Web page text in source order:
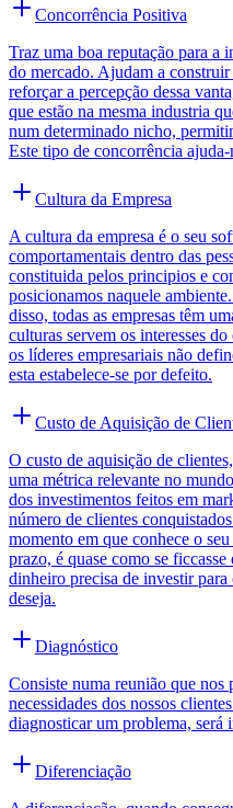
Concorrência Positiva
Traz uma boa reputação para a
do mercado. Ajudam a
reforçar a percepção dessa
que estão na mesma industria
num determinado nicho,
Este tipo de concorrência
Cultura da Empresa
A cultura da empresa é o seu
comportamentais dentro das
constituida pelos principios e
posicionamos naquele
disso, todas as empresas têm
culturas servem os interesses
os líderes empresariais não
esta estabelece-se por defeito.
Custo de Aquisição de
O custo de aquisição de
uma métrica relevante no
dos investimentos feitos em
número de clientes
momento em que conhece o
prazo, é quase como se
dinheiro precisa de investir
deseja.
Diagnóstico
Consiste numa reunião que nos
necessidades dos nossos
diagnosticar um problema, será
Diferenciação